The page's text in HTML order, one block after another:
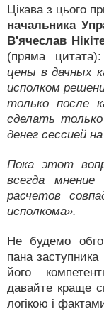
Цікава з цього
начальника
В'ячеслав
(пряма цитата):
цены в дачных
исполком
только после
сделать
денег сессией
Пока этот
всегда мнение
расчетов
исполкома».
Не будемо
пана
його
давайте краще
логікою і